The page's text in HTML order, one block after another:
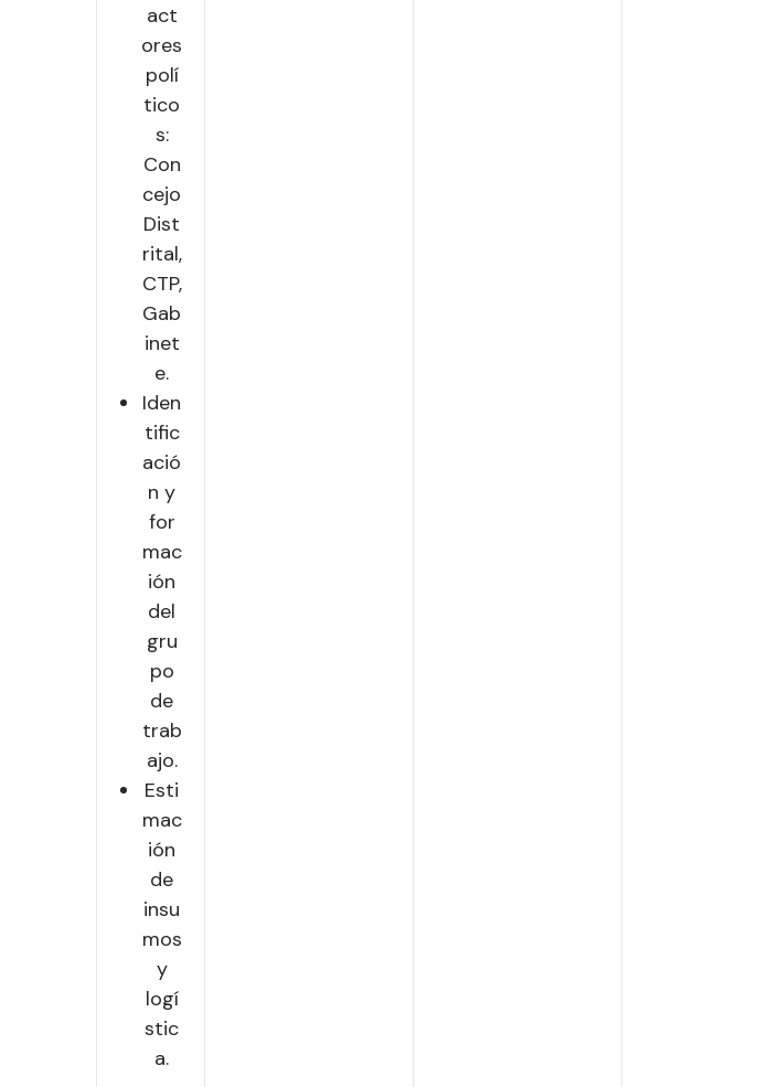
act
ores
polí
tico
s:
Con
cejo
Dist
rital,
CTP,
Gab
inet
e.
Iden
tific
ació
n y
for
mac
ión
del
gru
po
de
trab
ajo.
Esti
mac
ión
de
insu
mos
y
logí
stic
a.